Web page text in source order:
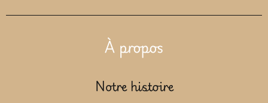
À propos
Notre histoire